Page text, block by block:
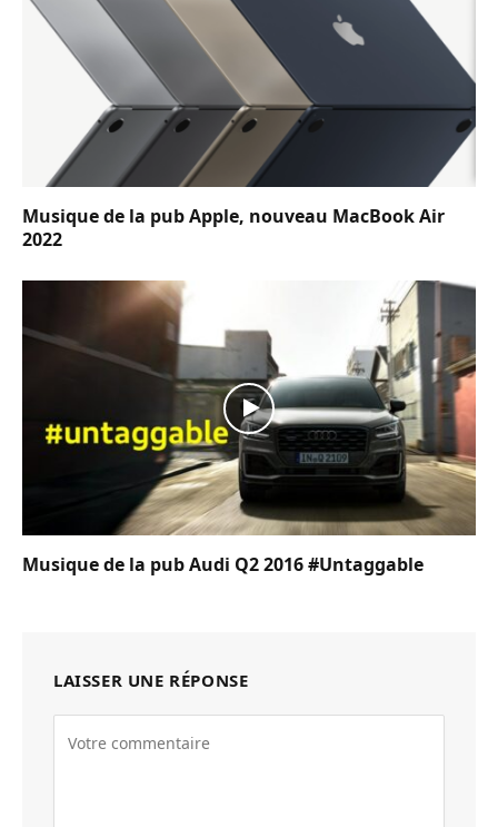
Musique de la pub Apple, nouveau MacBook Air
2022
Musique de la pub Audi Q2 2016 #Untaggable
LAISSER UNE RÉPONSE